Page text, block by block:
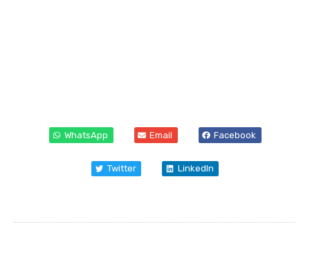
WhatsApp Email Facebook
Twitter LinkedIn